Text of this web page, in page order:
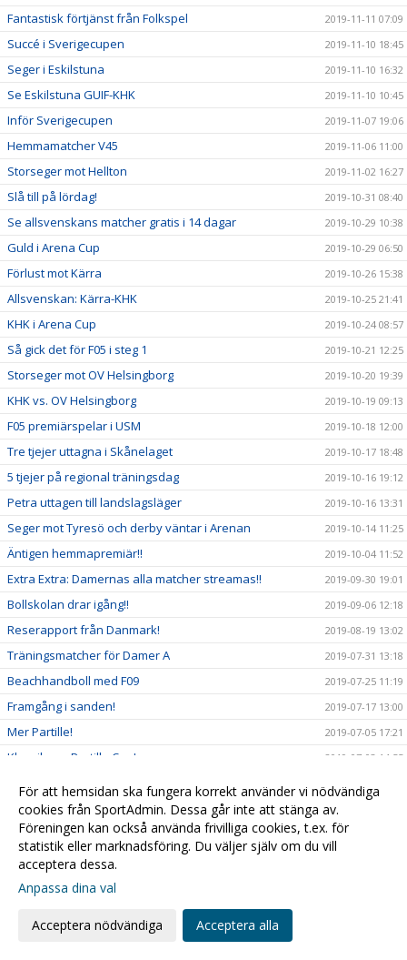
Fantastisk förtjänst från Folkspel 2019-11-11 07:09
Succé i Sverigecupen 2019-11-10 18:45
Seger i Eskilstuna 2019-11-10 16:32
Se Eskilstuna GUIF-KHK 2019-11-10 10:45
Inför Sverigecupen 2019-11-07 19:06
Hemmamatcher V45 2019-11-06 11:00
Storseger mot Hellton 2019-11-02 16:27
Slå till på lördag! 2019-10-31 08:40
Se allsvenskans matcher gratis i 14 dagar 2019-10-29 10:38
Guld i Arena Cup 2019-10-29 06:50
Förlust mot Kärra 2019-10-26 15:38
Allsvenskan: Kärra-KHK 2019-10-25 21:41
KHK i Arena Cup 2019-10-24 08:57
Så gick det för F05 i steg 1 2019-10-21 12:25
Storseger mot OV Helsingborg 2019-10-20 19:39
KHK vs. OV Helsingborg 2019-10-19 09:13
F05 premiärspelar i USM 2019-10-18 12:00
Tre tjejer uttagna i Skånelaget 2019-10-17 18:48
5 tjejer på regional träningsdag 2019-10-16 19:12
Petra uttagen till landslagsläger 2019-10-16 13:31
Seger mot Tyresö och derby väntar i Arenan 2019-10-14 11:25
Äntigen hemmapremiär!! 2019-10-04 11:52
Extra Extra: Damernas alla matcher streamas!! 2019-09-30 19:01
Bollskolan drar igång!! 2019-09-06 12:18
Reserapport från Danmark! 2019-08-19 13:02
Träningsmatcher för Damer A 2019-07-31 13:18
Beachhandboll med F09 2019-07-25 11:19
Framgång i sanden! 2019-07-17 13:00
Mer Partille! 2019-07-05 17:21
Klassikern: Partille Cup! 2019-07-03 14:55
Rapport från Kroatien 2019-06-20 19:06
Framgångar för våra yngre tjejer! 2019-06-12 09:04
Ny spelare klar för Damer A! 2019-06-03 12:07
Vad händer i klubben just nu...?
På lördag kl 16.00 smäller det!!
Uppdatering från Gran Canaria
För att hemsidan ska fungera korrekt använder vi nödvändiga
cookies från SportAdmin. Dessa går inte att stänga av.
Föreningen kan också använda frivilliga cookies, t.ex. för
statistik eller marknadsföring. Du väljer själv om du vill
acceptera dessa.
Anpassa dina val
Acceptera nödvändiga Acceptera alla